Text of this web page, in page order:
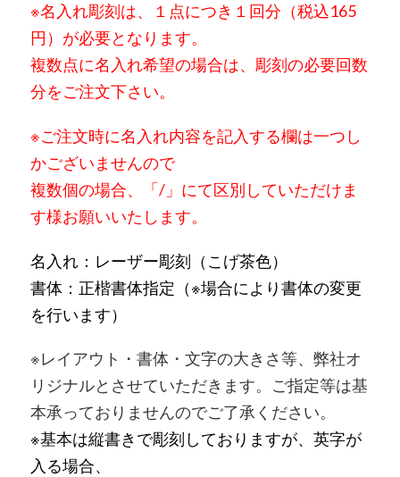
※名入れ彫刻は、
１点につき１回分（税込165
円）が必要となります。
複数点に名入れ希望の場合は、彫刻の必要回数
分をご注文下さい。
※ご注文時に名入れ内容を記入する欄は一つし
かございませんので
複数個の場合、「/」にて区別していただけま
す様お願いいたします。
名入れ：レーザー彫刻（こげ茶色）
書体：正楷書体指定（※場合により書体の変更
を行います）
※レイアウト・書体・文字の大きさ等、弊社オ
リジナルとさせていただきます。ご指定等は基
本承っておりませんのでご了承ください。
※基本は縦書きで彫刻しておりますが、 英字が
入る場合、